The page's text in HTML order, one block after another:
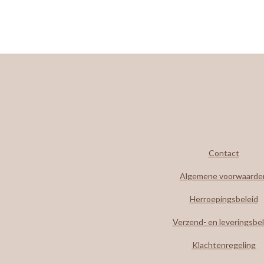
Contact
Algemene
Herroepingsbeleid
Verzend- en
Klachtenregeling